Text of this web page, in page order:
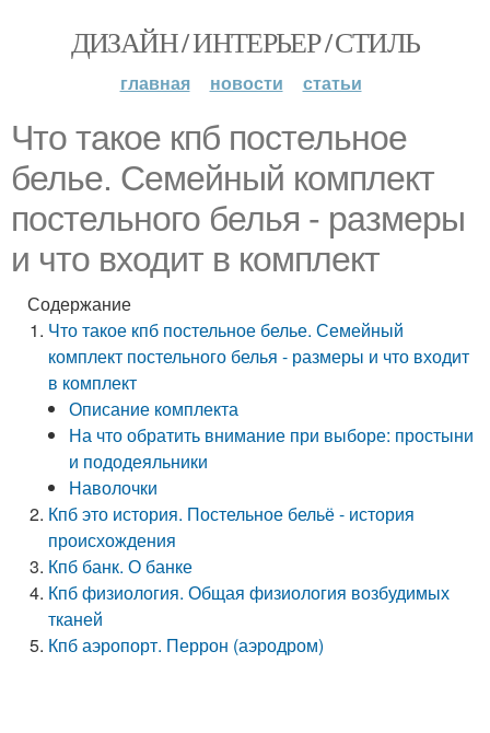
ДИЗАЙН / ИНТЕРЬЕР / СТИЛЬ
главная новости статьи
Что такое кпб постельное
белье. Семейный комплект
постельного белья - размеры
и что входит в комплект
Содержание
Что такое кпб постельное белье. Семейный
комплект постельного белья - размеры и что входит
в комплект
Описание комплекта
На что обратить внимание при выборе: простыни
и пододеяльники
Наволочки
Кпб это история. Постельное бельё - история
происхождения
Кпб банк. О банке
Кпб физиология. Общая физиология возбудимых
тканей
Кпб аэропорт. Перрон (аэродром)